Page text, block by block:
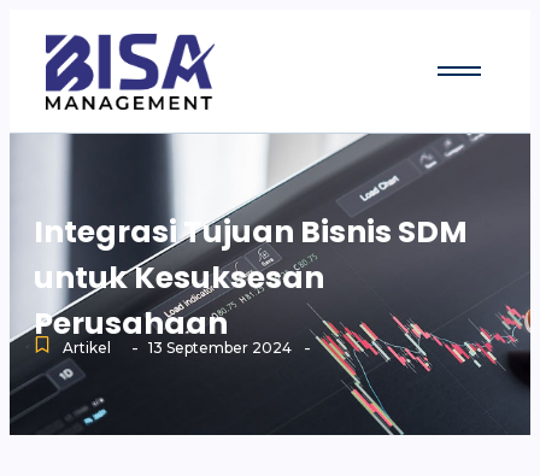
Integrasi Tujuan Bisnis SDM
untuk Kesuksesan
Perusahaan
Artikel - 13 September 2024 -